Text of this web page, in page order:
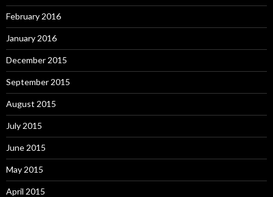
February 2016
January 2016
December 2015
September 2015
August 2015
July 2015
June 2015
May 2015
April 2015